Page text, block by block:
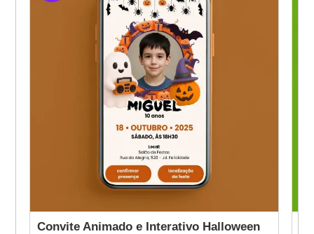
Convite Animado e Interativo Halloween